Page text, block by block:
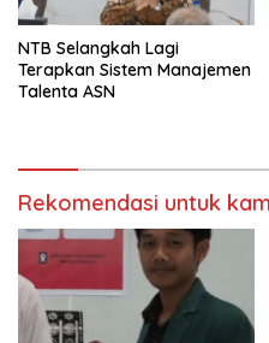
NTB Selangkah Lagi
Terapkan Sistem Manajemen
Talenta ASN
Rekomendasi untuk